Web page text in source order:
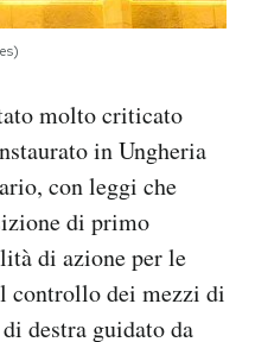
molto criticato
in Ungheria
con leggi che
di primo
di azione per le
controllo dei mezzi di
destra guidato da